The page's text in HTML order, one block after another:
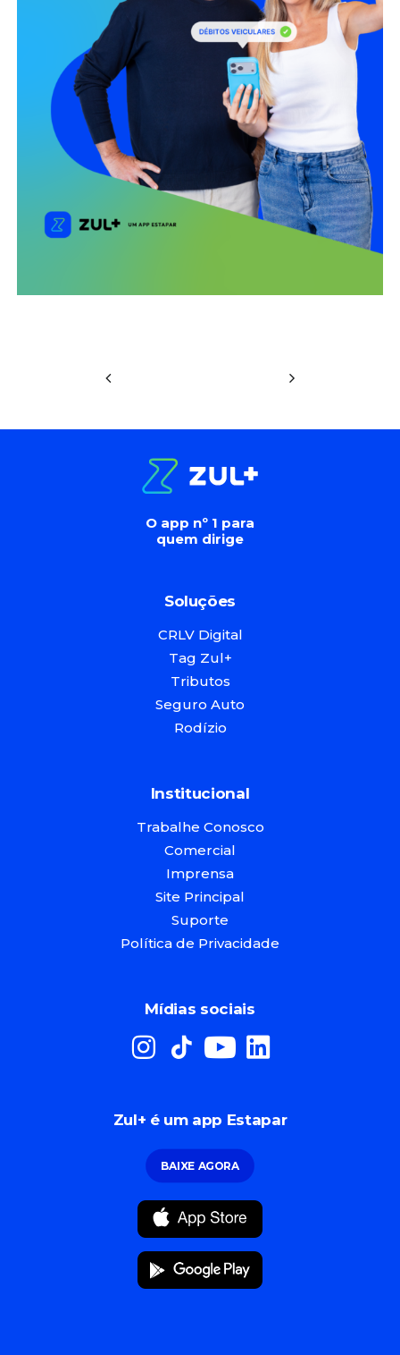
O app nº 1 para
quem dirige
Soluções
CRLV Digital
Tag Zul+
Tributos
Seguro Auto
Rodízio
Institucional
Trabalhe Conosco
Comercial
Imprensa
Site Principal
Suporte
Política de Privacidade
Mídias sociais
Zul+ é um app Estapar
BAIXE AGORA